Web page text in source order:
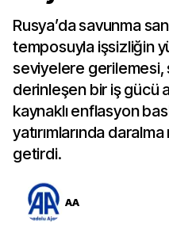
Rusya’da savunma
temposuyla işsizliğin
seviyelere gerilemesi,
derinleşen bir iş gücü
kaynaklı enflasyon
yatırımlarında
getirdi.
AA